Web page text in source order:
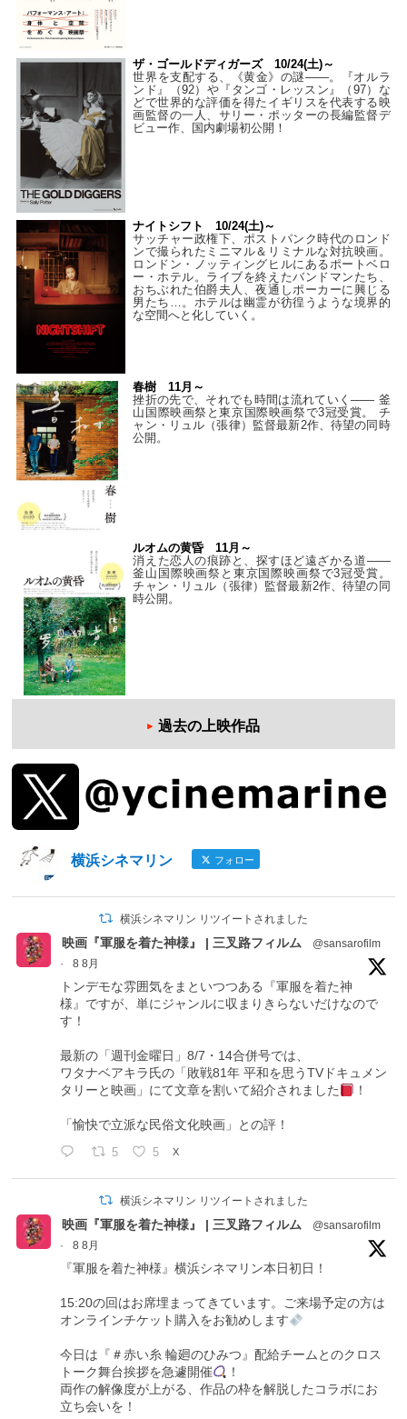
ザ・ゴールドディガーズ 10/24(土)～
世界を支配する、《黄金》の謎――。『オルラ
ンド』（92）や『タンゴ・レッスン』（97）な
どで世界的な評価を得たイギリスを代表する映
画監督の一人、サリー・ポッターの長編監督デ
ビュー作、国内劇場初公開！
ナイトシフト 10/24(土)～
サッチャー政権下、ポストパンク時代のロンド
ンで撮られたミニマル＆リミナルな対抗映画。
ロンドン・ノッティングヒルにあるポートベロ
ー・ホテル。ライブを終えたバンドマンたち、
おちぶれた伯爵夫人、夜通しポーカーに興じる
男たち…。ホテルは幽霊が彷徨うような境界的
な空間へと化していく。
春樹 11月～
挫折の先で、それでも時間は流れていく—— 釜
山国際映画祭と東京国際映画祭で3冠受賞。 チ
ャン・リュル（張律）監督最新2作、待望の同時
公開。
ルオムの黄昏 11月～
消えた恋人の痕跡と、探すほど遠ざかる道——
釜山国際映画祭と東京国際映画祭で3冠受賞。
チャン・リュル（張律）監督最新2作、待望の同
時公開。
過去の上映作品
横浜シネマリン フォロー
横浜シネマリン リツイートされました
映画『軍服を着た神様』 | 三叉路フィルム
@sansarofilm
·
8 8月
トンデモな雰囲気をまといつつある『軍服を着た神
様』ですが、単にジャンルに収まりきらないだけなので
す！
最新の「週刊金曜日」8/7・14合併号では、
ワタナベアキラ氏の「敗戦81年 平和を思うTVドキュメン
タリーと映画」にて文章を割いて紹介されました
！
「愉快で立派な民俗文化映画」との評！
5 5 X
横浜シネマリン リツイートされました
映画『軍服を着た神様』 | 三叉路フィルム
@sansarofilm
·
8 8月
『軍服を着た神様』横浜シネマリン本日初日！
15:20の回はお席埋まってきています。ご来場予定の方は
オンラインチケット購入をお勧めします
今日は『＃赤い糸 輪廻のひみつ』配給チームとのクロス
トーク舞台挨拶を急遽開催
！
両作の解像度が上がる、作品の枠を解脱したコラボにお
立ち会いを！